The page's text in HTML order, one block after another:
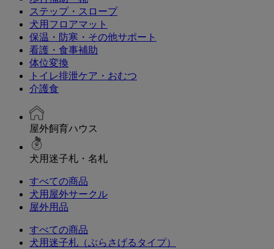
ステップ・スロープ
犬用フロアマット
保温・防寒・その他サポート
看護・食事補助
体位変換
トイレ排泄ケア・おむつ
介護食
屋外飼育ハウス
犬用迷子札・名札
すべての商品
犬用屋外サークル
屋外用品
すべての商品
犬用迷子札（ぶらさげるタイプ）